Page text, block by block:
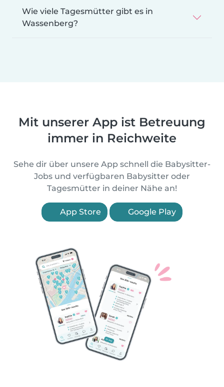
Wie viele Tagesmütter gibt es in
Wassenberg?
Mit unserer App ist Betreuung
immer in Reichweite
Sehe dir über unsere App schnell die Babysitter-
Jobs und verfügbaren Babysitter oder
Tagesmütter in deiner Nähe an!
App Store Google Play